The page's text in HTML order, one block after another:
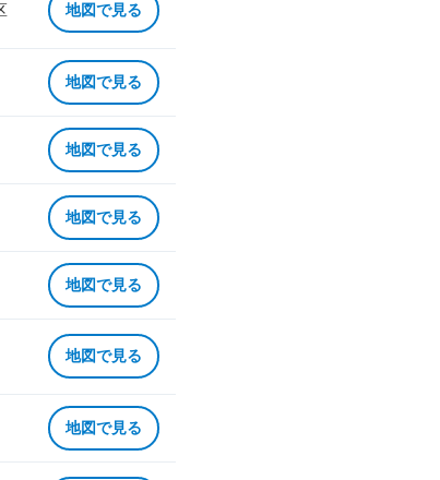
地図で見る
地図で見る
地図で見る
地図で見る
地図で見る
地図で見る
地図で見る